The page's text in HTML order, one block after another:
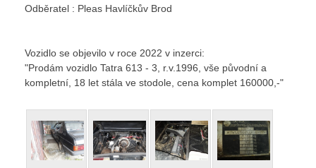
Odběratel : Pleas Havlíčkův Brod
Vozidlo se objevilo v roce 2022 v inzerci:
"Prodám vozidlo Tatra 613 - 3, r.v.1996, vše původní a
kompletní, 18 let stála ve stodole, cena komplet 160000,-"